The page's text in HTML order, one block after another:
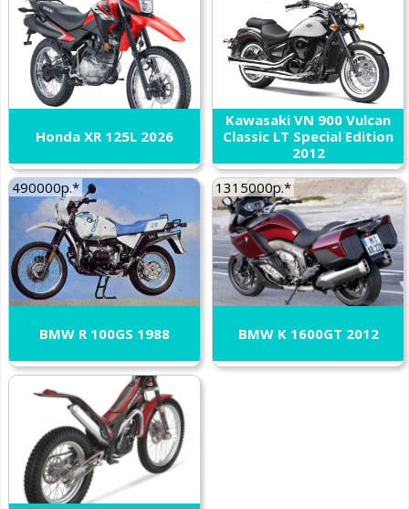
Honda XR 125L 2026
Kawasaki VN 900 Vulcan
Classic LT Special Edition
2012
490000р.*
BMW R 100GS 1988
1315000р.*
BMW K 1600GT 2012